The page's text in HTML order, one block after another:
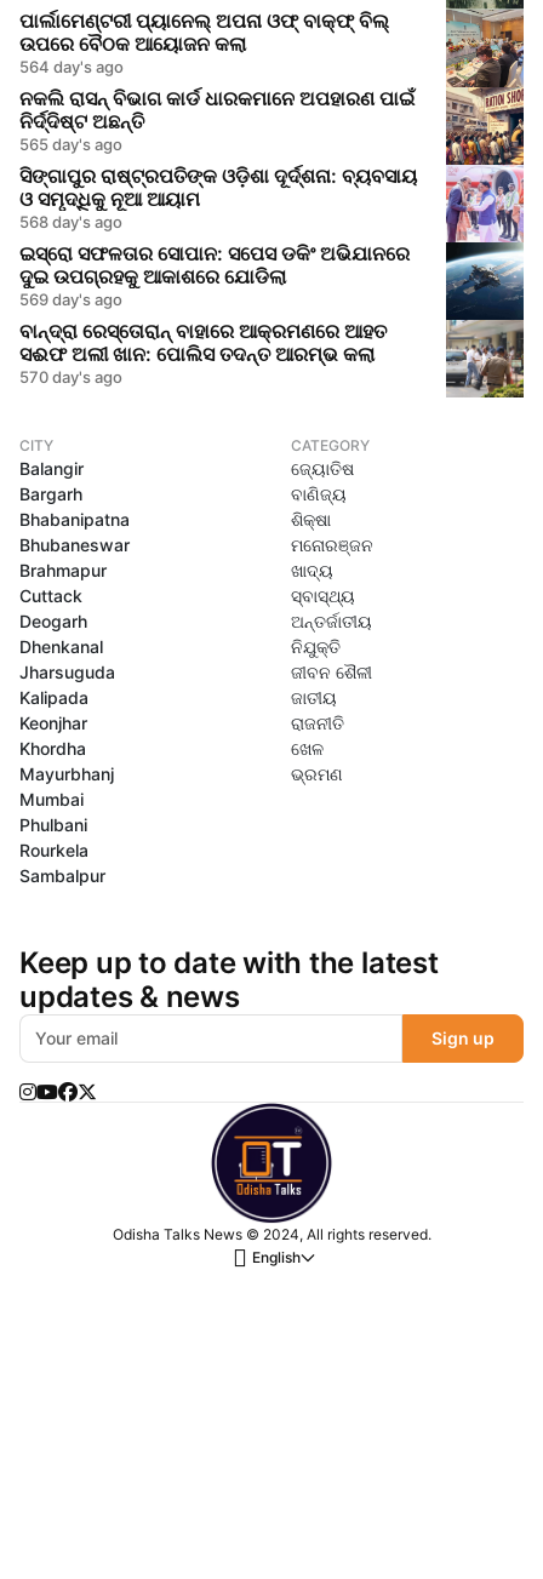
ପାର୍ଲାମେଣ୍ଟରୀ ପ୍ୟାନେଲ୍ ଅପନା ଓଫ୍ ବାକ୍ଫ୍ ବିଲ୍
ଉପରେ ବୈଠକ ଆୟୋଜନ କଲା
564 day's ago
ନକଲି ରାସନ୍ ବିଭାଗ କାର୍ଡ ଧାରକମାନେ ଅପହାରଣ ପାଇଁ
ନିର୍ଦ୍ଦିଷ୍ଟ ଅଛନ୍ତି
565 day's ago
ସିଙ୍ଗାପୁର ରାଷ୍ଟ୍ରପତିଙ୍କ ଓଡ଼ିଶା ଦୂର୍ଦ୍ଶନା: ବ୍ୟବସାୟ
ଓ ସମୃଦ୍ଧିକୁ ନୂଆ ଆୟାମ
568 day's ago
ଇସ୍ରୋ ସଫଳତାର ସୋପାନ: ସପେସ ଡକିଂ ଅଭିଯାନରେ
ଦୁଇ ଉପଗ୍ରହକୁ ଆକାଶରେ ଯୋଡିଲା
569 day's ago
ବାନ୍ଦ୍ରା ରେସ୍ତୋରାନ୍ ବାହାରେ ଆକ୍ରମଣରେ ଆହତ
ସଈଫ ଅଲୀ ଖାନ: ପୋଲିସ ତଦନ୍ତ ଆରମ୍ଭ କଲା
570 day's ago
CITY
Balangir
Bargarh
Bhabanipatna
Bhubaneswar
Brahmapur
Cuttack
Deogarh
Dhenkanal
Jharsuguda
Kalipada
Keonjhar
Khordha
Mayurbhanj
Mumbai
Phulbani
Rourkela
Sambalpur
CATEGORY
ଜ୍ୟୋତିଷ
ବାଣିଜ୍ୟ
ଶିକ୍ଷା
ମନୋରଞ୍ଜନ
ଖାଦ୍ୟ
ସ୍ବାସ୍ଥ୍ୟ
ଅନ୍ତର୍ଜାତୀୟ
ନିଯୁକ୍ତି
ଜୀବନ ଶୈଳୀ
ଜାତୀୟ
ରାଜନୀତି
ଖେଳ
ଭ୍ରମଣ
Keep up to date with the latest
updates & news
Sign up
Odisha Talks News © 2024, All rights reserved.
English